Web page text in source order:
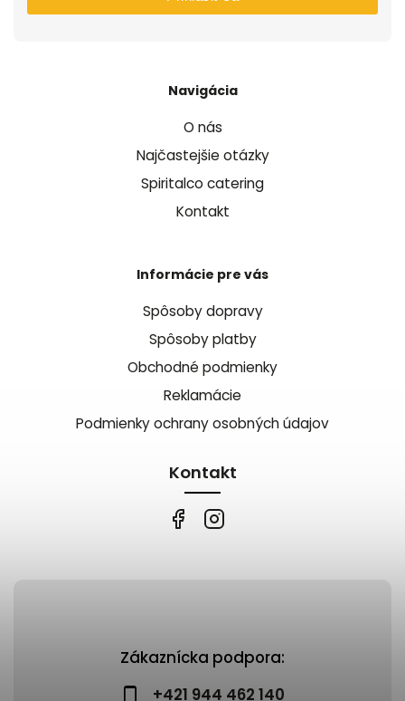
Zákaznícka podpora:
+421 944 462 140
Navigácia
O nás
Najčastejšie otázky
Spiritalco catering
Kontakt
Informácie pre vás
Spôsoby dopravy
Spôsoby platby
Obchodné podmienky
Reklamácie
Podmienky ochrany osobných údajov
Kontakt